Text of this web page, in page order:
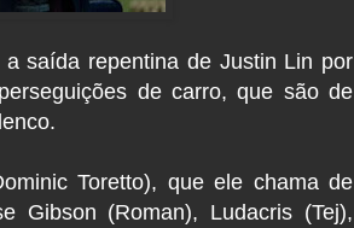
saída repentina de Justin Lin por
de carro, que são de
Toretto), que ele chama de
Gibson (Roman), Ludacris (Tej),